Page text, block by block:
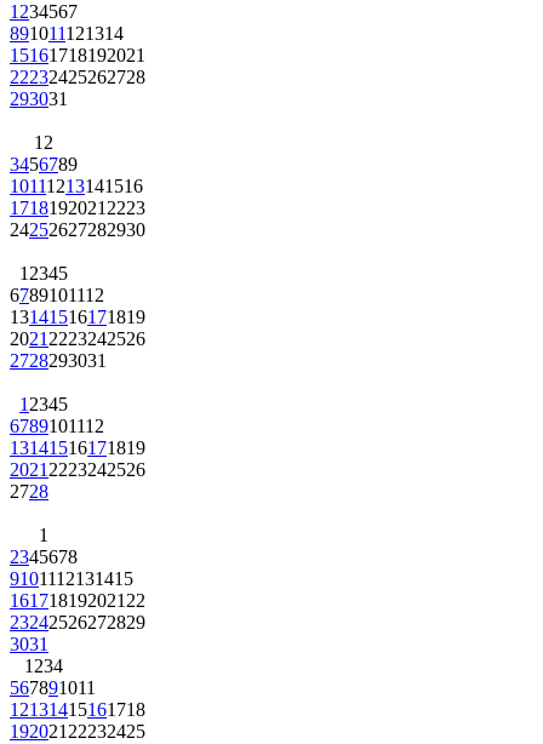
8 9101112
151617181920
22232425262728
293031
567
10111213
17181920212223
2425262728 2930
7 8910
1314151617
20212223242526
2728 293031
7 8910
1314151617
20212223242526
2728
5
910111213
16171819202122
232425262728 29
3031
123
678910
1213141516
19202122232425
262728 293031